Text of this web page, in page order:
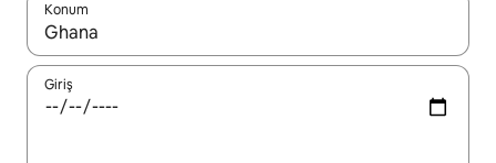
Konum
Sonuçlar kullanılabilir olduğunda yukarı ve aşağı oklarıyla
Giriş